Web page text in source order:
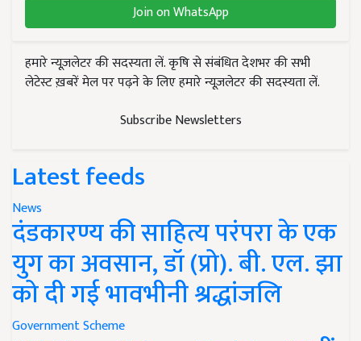
Join on WhatsApp
हमारे न्यूज़लेटर की सदस्यता लें. कृषि से संबंधित देशभर की सभी
लेटेस्ट ख़बरें मेल पर पढ़ने के लिए हमारे न्यूज़लेटर की सदस्यता लें.
Subscribe Newsletters
Latest feeds
News
दंडकारण्य की साहित्य परंपरा के एक
युग का अवसान, डॉ (प्रो). बी. एल. झा
को दी गई भावभीनी श्रद्धांजलि
Government Scheme